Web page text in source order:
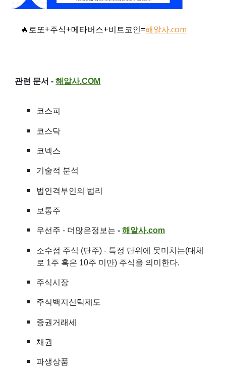
🔥로또+주식+메타버스+비트코인=해알사.com
관련 문서 -해알사.COM
코스피
코스닥
코넥스
기술적 분석
법인격부인의 법리
보통주
우선주 - 더많은정보는 -해알사.com
소수점 주식 (단주) - 특정 단위에 못미치는(대체
로 1주 혹은 10주 미만) 주식을 의미한다.
주식시장
주식백지신탁제도
증권거래세
채권
파생상품